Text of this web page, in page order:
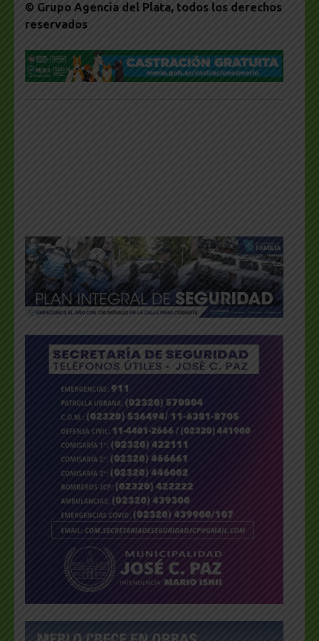
© Grupo Agencia del Plata, todos los derechos
reservados